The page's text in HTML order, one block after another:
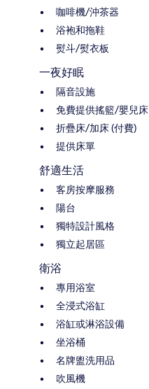
咖啡機/沖茶器
浴袍和拖鞋
熨斗/熨衣板
一夜好眠
隔音設施
免費提供搖籃/嬰兒床
折疊床/加床 (付費)
提供床單
舒適生活
客房按摩服務
陽台
獨特設計風格
獨立起居區
衛浴
專用浴室
全浸式浴缸
浴缸或淋浴設備
坐浴桶
名牌盥洗用品
吹風機